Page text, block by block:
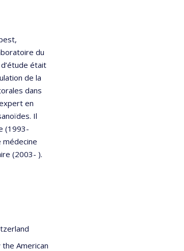
du
était
de la
dans
en
Il
(1993-
(2003- ).
the American